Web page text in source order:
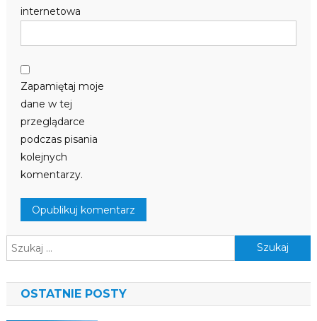
internetowa
Zapamiętaj moje
dane w tej
przeglądarce
podczas pisania
kolejnych
komentarzy.
Szukaj:
OSTATNIE POSTY